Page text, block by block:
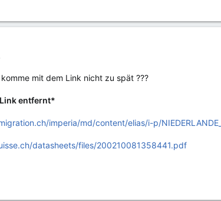
mit dem Link nicht zu spät ???
entfernt*
imperia/md/content/elias/i-p/
datasheets/files/200210081358441.pdf